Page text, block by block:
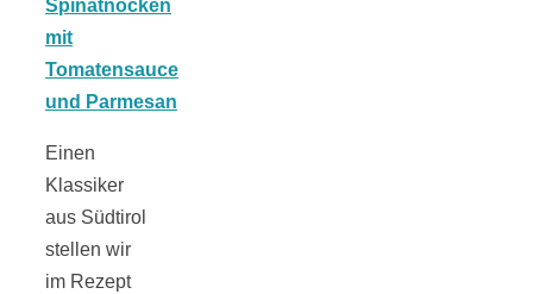
Einen
Klassiker
aus Südtirol
stellen wir
im Rezept